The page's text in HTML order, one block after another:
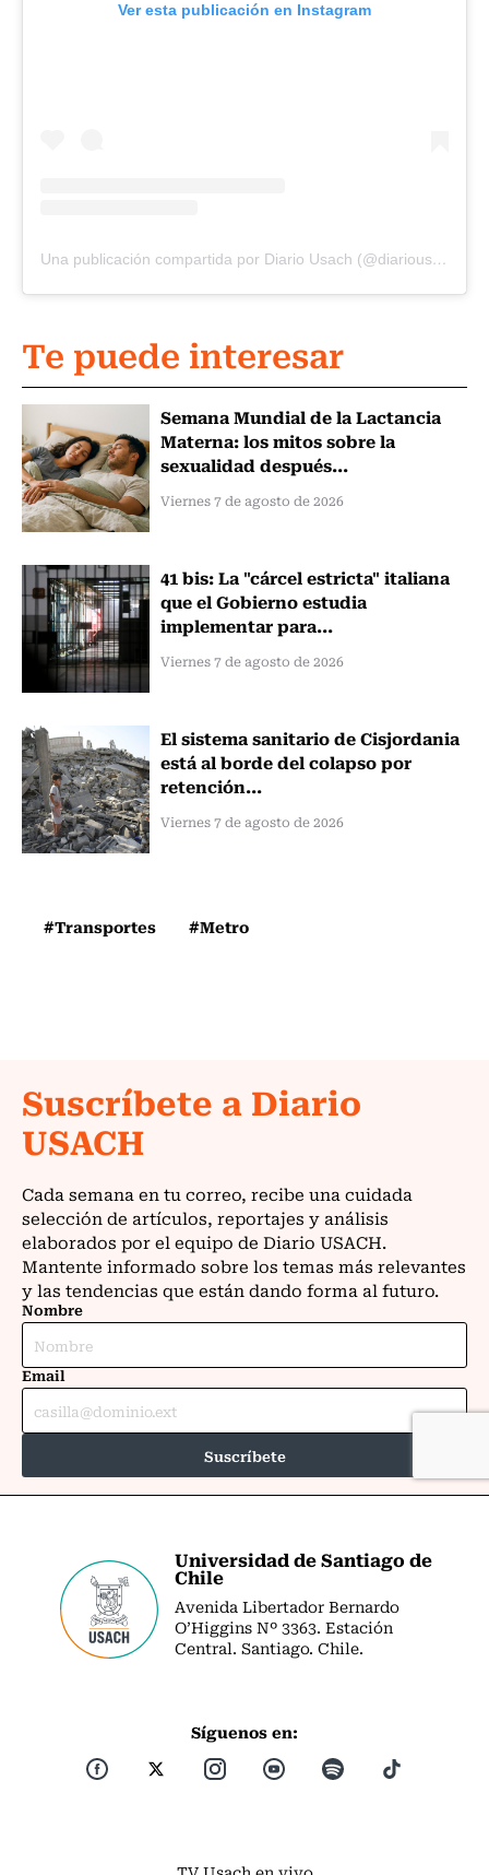
Ver esta publicación en Instagram
Una publicación compartida por Diario Usach (@diariousach)
Te puede interesar
Semana Mundial de la Lactancia
Materna: los mitos sobre la
sexualidad después...
Viernes 7 de agosto de 2026
41 bis: La "cárcel estricta" italiana
que el Gobierno estudia
implementar para...
Viernes 7 de agosto de 2026
El sistema sanitario de Cisjordania
está al borde del colapso por
retención...
Viernes 7 de agosto de 2026
#Transportes #Metro
Universidad de Santiago de
Chile
Avenida Libertador Bernardo
O’Higgins Nº 3363. Estación
Central. Santiago. Chile.
Síguenos en: